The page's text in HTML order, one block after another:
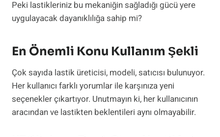
Peki lastikleriniz bu mekaniğin sağladığı gücü yere
uygulayacak dayanıklılığa sahip mi?
En Önemli Konu Kullanım Şekli
Çok sayıda lastik üreticisi, modeli, satıcısı bulunuyor.
Her kullanıcı farklı yorumlar ile karşınıza yeni
seçenekler çıkartıyor. Unutmayın ki, her kullanıcının
aracından ve lastikten beklentileri aynı olmayabilir.